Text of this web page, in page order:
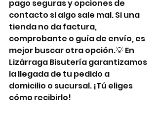
pago seguras y opciones de
contacto si algo sale mal. Si una
tienda no da factura,
comprobante o guía de envío, es
mejor buscar otra opción.💡 En
Lizárraga Bisutería garantizamos
la llegada de tu pedido a
domicilio o sucursal. ¡Tú eliges
cómo recibirlo!